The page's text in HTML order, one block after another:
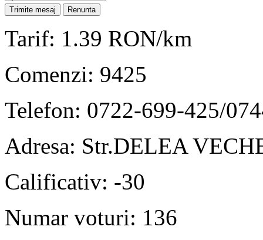
Tarif: 1.39 RON/km
Comenzi: 9425
Telefon: 0722-699-425/
Adresa: Str.DELEA
Calificativ: -30
Numar voturi: 136